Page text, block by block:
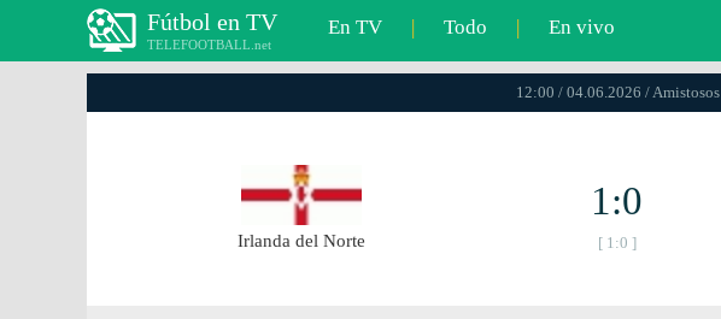
Fútbol en TV
TELEFOOTBALL.net
En TV | Todo | En vivo
12:00 / 04.06.2026 / Amistosos
Irlanda del Norte
1:0
[ 1:0 ]